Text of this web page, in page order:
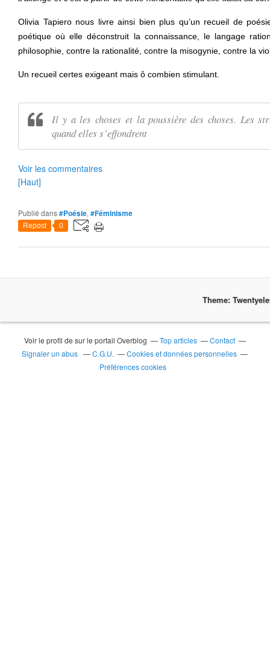
Olivia Tapiero nous livre ainsi bien plus qu’un recueil de
poétique où elle déconstruit la connaissance, le langage
philosophie, contre la rationalité, contre la misogynie, contre la
Un recueil certes exigeant mais ô combien stimulant.
Il y a les choses et la poussière des choses. Les
quand elles s’effondrent
Voir les commentaires
[Haut]
Publié dans#Poésie, #Féminisme
Repost 0
Theme:
Voir le profil de sur le portail Overblog Top articles
Contact
Signaler un abus
C.G.U.
Cookies et données personnelles
Préférences cookies